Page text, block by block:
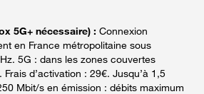
5G+ nécessaire) : Connexion
en France métropolitaine sous
5G : dans les zones couvertes
d’activation : 29€. Jusqu’à 1,5
Mbit/s en émission : débits maximum